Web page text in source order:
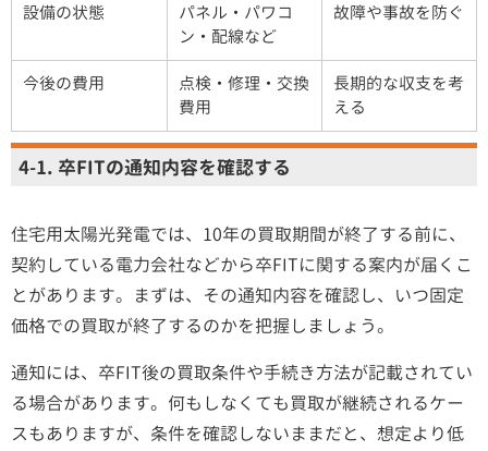
設備の状態
パネル・パワコ
ン・配線など
故障や事故を防ぐ
今後の費用
点検・修理・交換
費用
長期的な収支を考
える
4-1. 卒FITの通知内容を確認する
住宅用太陽光発電では、10年の買取期間が終了する前に、
契約している電力会社などから卒FITに関する案内が届くこ
とがあります。まずは、その通知内容を確認し、いつ固定
価格での買取が終了するのかを把握しましょう。
通知には、卒FIT後の買取条件や手続き方法が記載されてい
る場合があります。何もしなくても買取が継続されるケー
スもありますが、条件を確認しないままだと、想定より低